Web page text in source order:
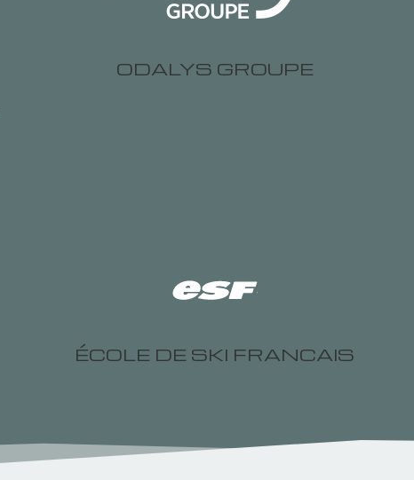
ODALYS GROUPE
ÉCOLE DE SKI FRANCAIS